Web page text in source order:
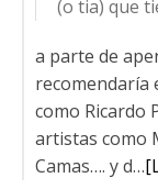
(o tia) que
a parte de
recomendaría
como Ricardo
artistas como
Camas…. y d…